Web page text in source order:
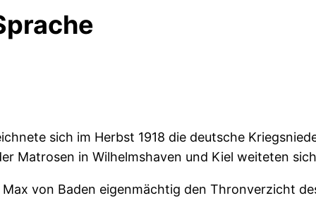
sich im Herbst 1918 die deutsche
Matrosen in Wilhelmshaven und Kiel weiteten
von Baden eigenmächtig den Thronverzicht